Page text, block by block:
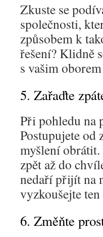
Zkuste se
společnosti,
způsobem k
řešení? Klidně
s vašim
5. Zařaďte
Při pohledu na
Postupujete od
myšlení
zpět až do
nedaří přijít na
vyzkoušejte
6. Změňte